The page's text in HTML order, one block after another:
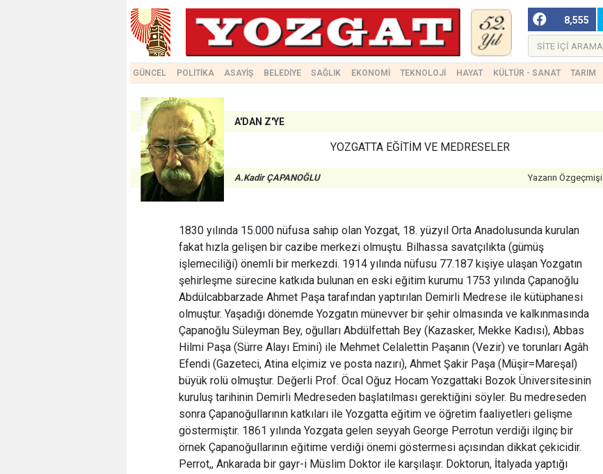
8,555
GÜNCEL POLİTİKA ASAYİŞ BELEDİYE SAĞLIK EKONOMİ TEKNOLOJİ HAYAT KÜLTÜR - SANAT TARIM
A'DAN Z'YE
YOZGATTA EĞİTİM VE MEDRESELER
A.Kadir ÇAPANOĞLU Yazarın Özgeçmişi
1830 yılında 15.000 nüfusa sahip olan Yozgat, 18. yüzyıl Orta Anadolusunda kurulan
fakat hızla gelişen bir cazibe merkezi olmuştu. Bilhassa savatçılıkta (gümüş
işlemeciliği) önemli bir merkezdi. 1914 yılında nüfusu 77.187 kişiye ulaşan Yozgatın
şehirleşme sürecine katkıda bulunan en eski eğitim kurumu 1753 yılında Çapanoğlu
Abdülcabbarzade Ahmet Paşa tarafından yaptırılan Demirli Medrese ile kütüphanesi
olmuştur. Yaşadığı dönemde Yozgatın münevver bir şehir olmasında ve kalkınmasında
Çapanoğlu Süleyman Bey, oğulları Abdülfettah Bey (Kazasker, Mekke Kadısı), Abbas
Hilmi Paşa (Sürre Alayı Emini) ile Mehmet Celalettin Paşanın (Vezir) ve torunları Agâh
Efendi (Gazeteci, Atina elçimiz ve posta nazırı), Ahmet Şakir Paşa (Müşir=Mareşal)
büyük rolü olmuştur. Değerli Prof. Öcal Oğuz Hocam Yozgattaki Bozok Üniversitesinin
kuruluş tarihinin Demirli Medreseden başlatılması gerektiğini söyler. Bu medreseden
sonra Çapanoğullarının katkıları ile Yozgatta eğitim ve öğretim faaliyetleri gelişme
göstermiştir. 1861 yılında Yozgata gelen seyyah George Perrotun verdiği ilginç bir
örnek Çapanoğullarının eğitime verdiği önemi göstermesi açısından dikkat çekicidir.
Perrot,, Ankarada bir gayr-i Müslim Doktor ile karşılaşır. Doktorun, İtalyada yaptığı